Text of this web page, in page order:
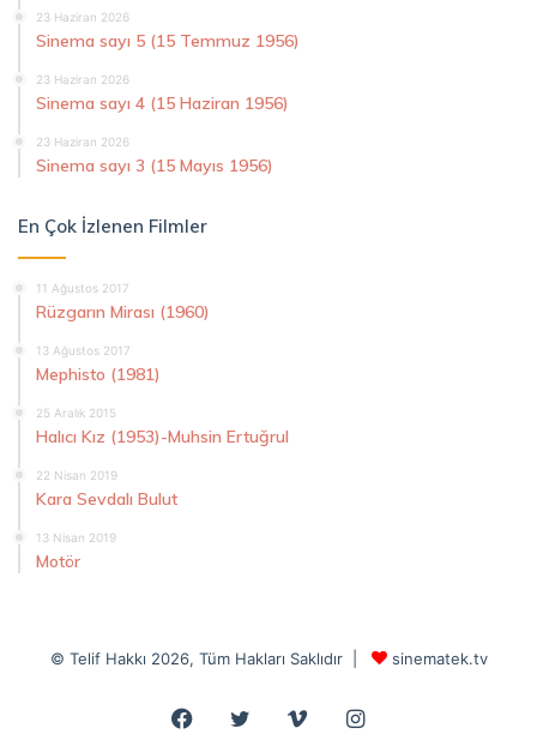
23 Haziran 2026
Sinema sayı 5 (15 Temmuz 1956)
23 Haziran 2026
Sinema sayı 4 (15 Haziran 1956)
23 Haziran 2026
Sinema sayı 3 (15 Mayıs 1956)
En Çok İzlenen Filmler
11 Ağustos 2017
Rüzgarın Mirası (1960)
13 Ağustos 2017
Mephisto (1981)
25 Aralık 2015
Halıcı Kız (1953)-Muhsin Ertuğrul
22 Nisan 2019
Kara Sevdalı Bulut
13 Nisan 2019
Motör
© Telif Hakkı 2026, Tüm Hakları Saklıdır | sinematek.tv
Facebook
Twitter VimeoInstagram